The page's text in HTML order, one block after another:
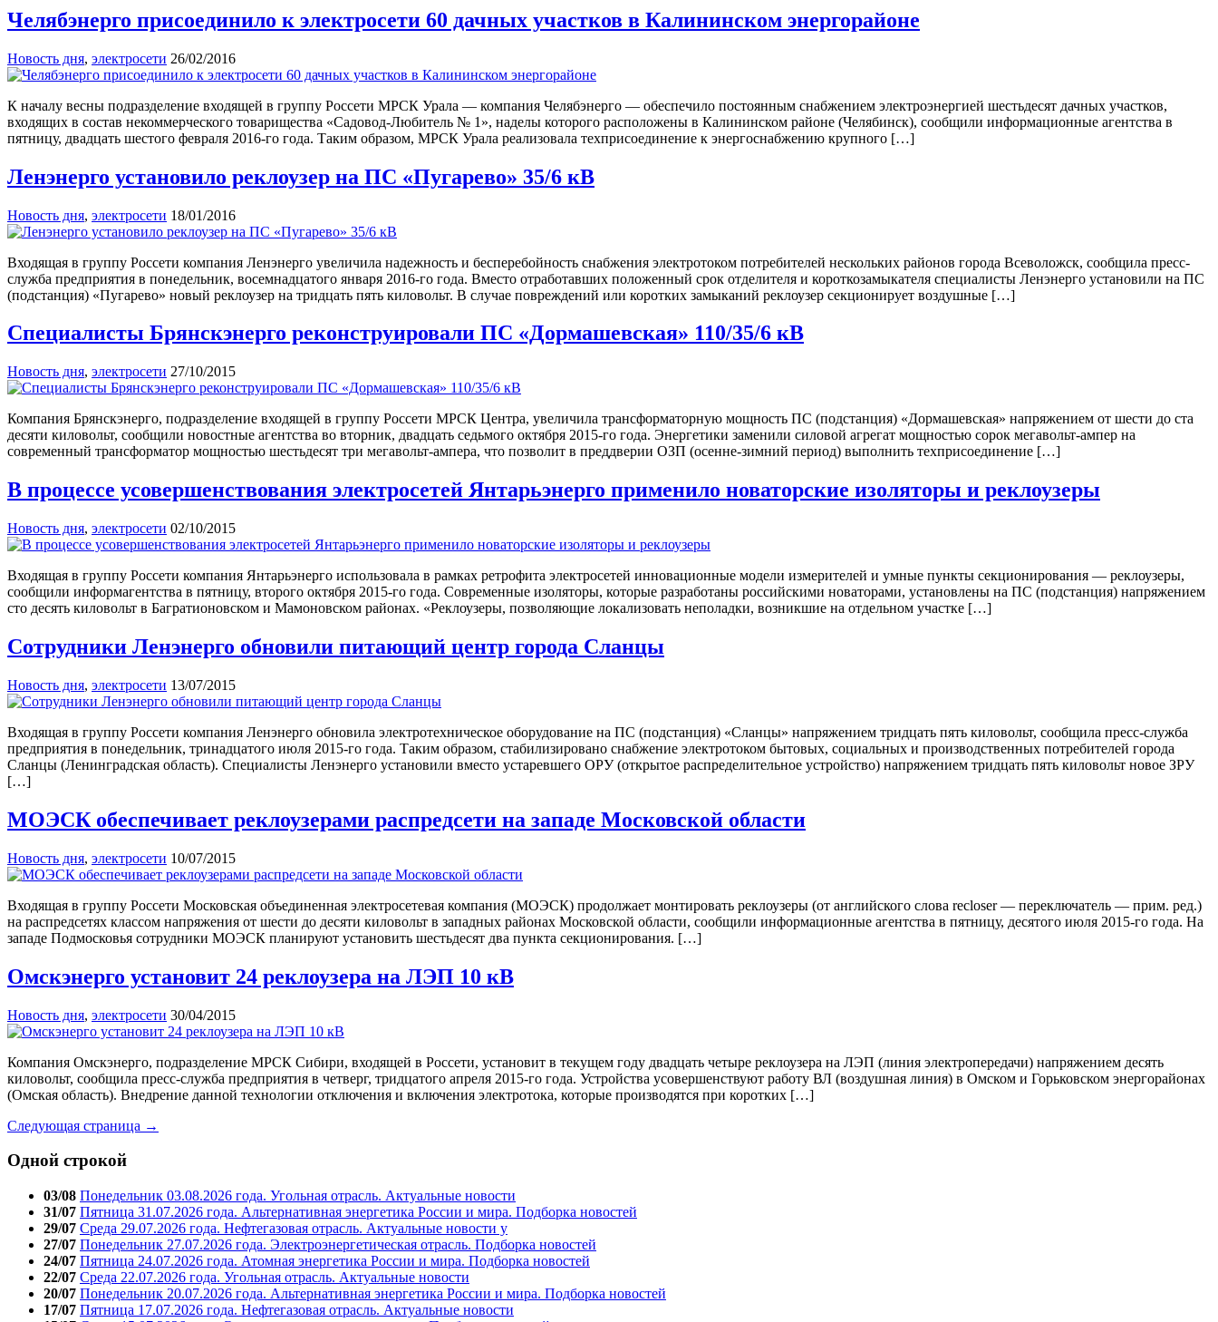
Челябэнерго присоединило к электросети 60 дачных участков в Калининском энергорайоне
Новость дня, электросети 26/02/2016
К началу весны подразделение входящей в группу Россети МРСК Урала — компания Челябэнерго — обеспечило постоянным снабжением электроэнергией шестьдесят дачных участков,
входящих в состав некоммерческого товарищества «Садовод-Любитель № 1», наделы которого расположены в Калининском районе (Челябинск), сообщили информационные агентства в
пятницу, двадцать шестого февраля 2016-го года. Таким образом, МРСК Урала реализовала техприсоединение к энергоснабжению крупного […]
Ленэнерго установило реклоузер на ПС «Пугарево» 35/6 кВ
Новость дня, электросети 18/01/2016
Входящая в группу Россети компания Ленэнерго увеличила надежность и бесперебойность снабжения электротоком потребителей нескольких районов города Всеволожск, сообщила пресс-
служба предприятия в понедельник, восемнадцатого января 2016-го года. Вместо отработавших положенный срок отделителя и короткозамыкателя специалисты Ленэнерго установили на ПС
(подстанция) «Пугарево» новый реклоузер на тридцать пять киловольт. В случае повреждений или коротких замыканий реклоузер секционирует воздушные […]
Специалисты Брянскэнерго реконструировали ПС «Дормашевская» 110/35/6 кВ
Новость дня, электросети 27/10/2015
Компания Брянскэнерго, подразделение входящей в группу Россети МРСК Центра, увеличила трансформаторную мощность ПС (подстанция) «Дормашевская» напряжением от шести до ста
десяти киловольт, сообщили новостные агентства во вторник, двадцать седьмого октября 2015-го года. Энергетики заменили силовой агрегат мощностью сорок мегавольт-ампер на
современный трансформатор мощностью шестьдесят три мегавольт-ампера, что позволит в преддверии ОЗП (осенне-зимний период) выполнить техприсоединение […]
В процессе усовершенствования электросетей Янтарьэнерго применило новаторские изоляторы и реклоузеры
Новость дня, электросети 02/10/2015
Входящая в группу Россети компания Янтарьэнерго использовала в рамках ретрофита электросетей инновационные модели измерителей и умные пункты секционирования — реклоузеры,
сообщили информагентства в пятницу, второго октября 2015-го года. Современные изоляторы, которые разработаны российскими новаторами, установлены на ПС (подстанция) напряжением
сто десять киловольт в Багратионовском и Мамоновском районах. «Реклоузеры, позволяющие локализовать неполадки, возникшие на отдельном участке […]
Сотрудники Ленэнерго обновили питающий центр города Сланцы
Новость дня, электросети 13/07/2015
Входящая в группу Россети компания Ленэнерго обновила электротехническое оборудование на ПС (подстанция) «Сланцы» напряжением тридцать пять киловольт, сообщила пресс-служба
предприятия в понедельник, тринадцатого июля 2015-го года. Таким образом, стабилизировано снабжение электротоком бытовых, социальных и производственных потребителей города
Сланцы (Ленинградская область). Специалисты Ленэнерго установили вместо устаревшего ОРУ (открытое распределительное устройство) напряжением тридцать пять киловольт новое ЗРУ
[…]
МОЭСК обеспечивает реклоузерами распредсети на западе Московской области
Новость дня, электросети 10/07/2015
Входящая в группу Россети Московская объединенная электросетевая компания (МОЭСК) продолжает монтировать реклоузеры (от английского слова recloser — переключатель — прим. ред.)
на распредсетях классом напряжения от шести до десяти киловольт в западных районах Московской области, сообщили информационные агентства в пятницу, десятого июля 2015-го года. На
западе Подмосковья сотрудники МОЭСК планируют установить шестьдесят два пункта секционирования. […]
Омскэнерго установит 24 реклоузера на ЛЭП 10 кВ
Новость дня, электросети 30/04/2015
Компания Омскэнерго, подразделение МРСК Сибири, входящей в Россети, установит в текущем году двадцать четыре реклоузера на ЛЭП (линия электропередачи) напряжением десять
киловольт, сообщила пресс-служба предприятия в четверг, тридцатого апреля 2015-го года. Устройства усовершенствуют работу ВЛ (воздушная линия) в Омском и Горьковском энергорайонах
(Омская область). Внедрение данной технологии отключения и включения электротока, которые производятся при коротких […]
Следующая страница →
Одной строкой
03/08 Понедельник 03.08.2026 года. Угольная отрасль. Актуальные новости
31/07 Пятница 31.07.2026 года. Альтернативная энергетика России и мира. Подборка новостей
29/07 Среда 29.07.2026 года. Нефтегазовая отрасль. Актуальные новости у
27/07 Понедельник 27.07.2026 года. Электроэнергетическая отрасль. Подборка новостей
24/07 Пятница 24.07.2026 года. Атомная энергетика России и мира. Подборка новостей
22/07 Среда 22.07.2026 года. Угольная отрасль. Актуальные новости
20/07 Понедельник 20.07.2026 года. Альтернативная энергетика России и мира. Подборка новостей
17/07 Пятница 17.07.2026 года. Нефтегазовая отрасль. Актуальные новости